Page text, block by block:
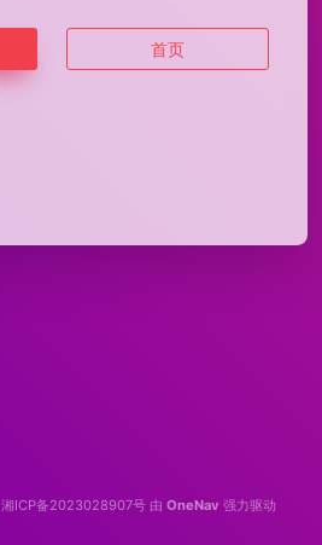
首页
湘ICP备2023028907号 由 OneNav 强力驱动